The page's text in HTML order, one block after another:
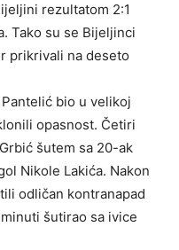
rezultatom 2:1
Tako su se Bijeljinci
prikrivali na deseto
bio u velikoj
opasnost. Četiri
šutem sa 20-ak
Nikole Lakića. Nakon
odličan kontranapad
šutirao sa ivice